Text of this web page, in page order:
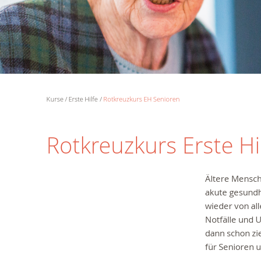
Kurse Erste Hilfe Rotkreuzkurs EH Senioren
Rotkreuzkurs Erste
Ältere
akute
wieder von
Notfälle und
dann schon
für Senioren